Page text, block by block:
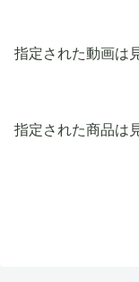
指定された動画は
指定された商品は